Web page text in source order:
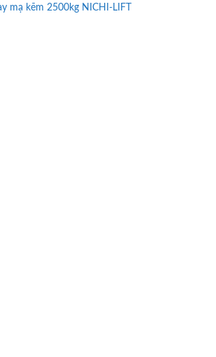
mạ kẽm 2500kg NICHI-LIFT